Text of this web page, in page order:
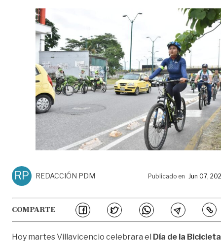
RP REDACCIÓN PDM Publicado en Jun 07,
COMPARTE
Hoy martes Villavicencio celebrara el Día de la Bicicleta